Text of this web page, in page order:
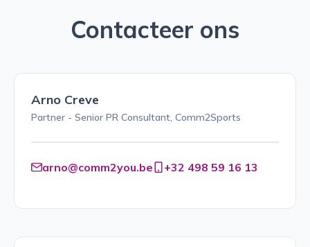
Contacteer ons
Arno Creve
Partner - Senior PR Consultant, Comm2Sports
arno@comm2you.be +32 498 59 16 13